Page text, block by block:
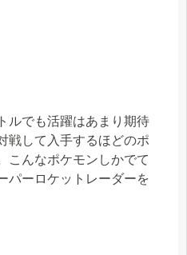
ルでも活躍はあまり期待
戦して入手するほどのポ
こんなポケモンしかでて
パーロケットレーダーを